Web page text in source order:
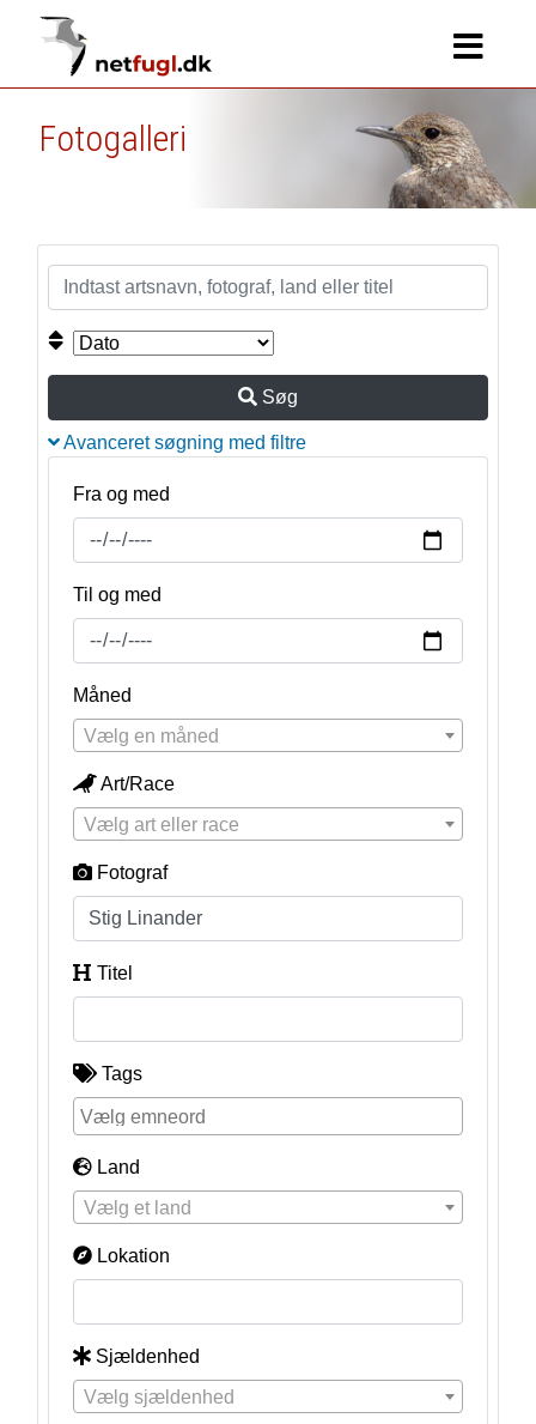
Fotogalleri
Søg
Avanceret søgning med filtre
Fra og med
Til og med
Måned
Vælg en måned
Art/Race
Vælg art eller race
Fotograf
Titel
Tags
Land
Vælg et land
Lokation
Sjældenhed
Vælg sjældenhed